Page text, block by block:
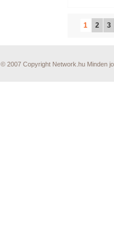
1 2 3
© 2007 Copyright Network.hu Minden